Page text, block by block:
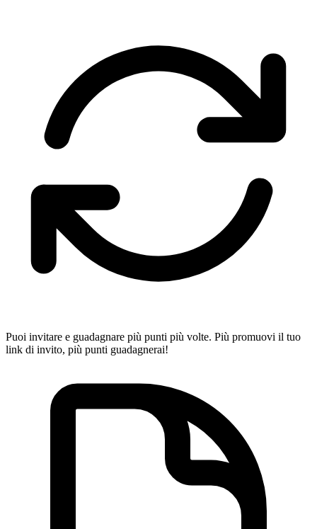
Puoi invitare e guadagnare più punti più volte. Più promuovi il tuo
link di invito, più punti guadagnerai!